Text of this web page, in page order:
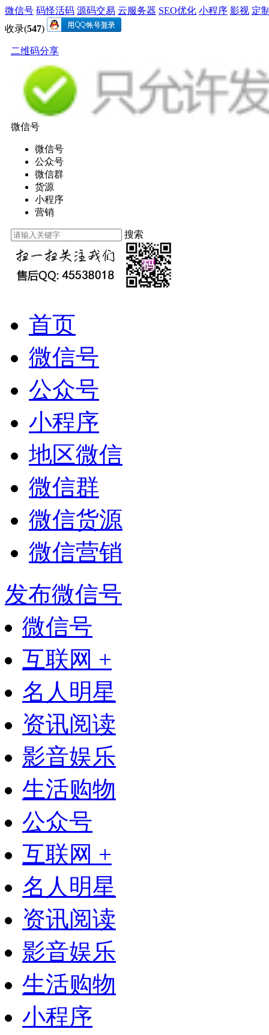
微信号 码怪活码 源码交易 云服务器 SEO优化 小程序 影视 定
收录(547)
二维码分享
微信号
微信号
公众号
微信群
货源
小程序
营销
搜索
首页
微信号
公众号
小程序
地区微信
微信群
微信货源
微信营销
发布微信号
微信号
互联网 +
名人明星
资讯阅读
影音娱乐
生活购物
公众号
互联网 +
名人明星
资讯阅读
影音娱乐
生活购物
小程序